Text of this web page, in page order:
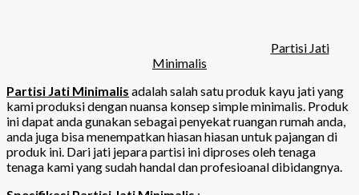
Partisi Jati
Minimalis
Partisi Jati Minimalis adalah salah satu produk kayu jati yang
kami produksi dengan nuansa konsep simple minimalis. Produk
ini dapat anda gunakan sebagai penyekat ruangan rumah anda,
anda juga bisa menempatkan hiasan hiasan untuk pajangan di
produk ini. Dari jati jepara partisi ini diproses oleh tenaga
tenaga kami yang sudah handal dan profesioanal dibidangnya.